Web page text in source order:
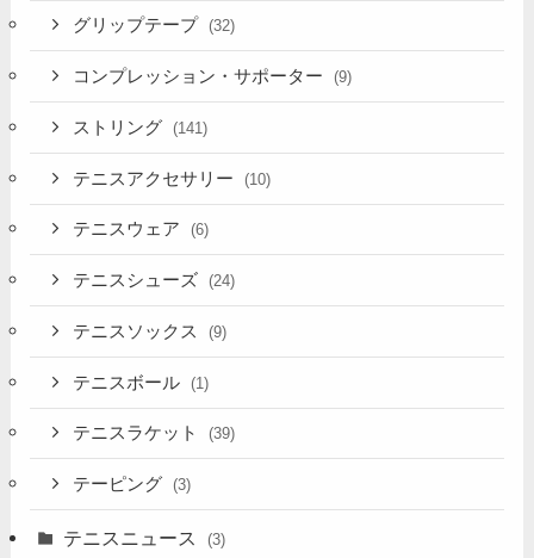
グリップテープ (32)
コンプレッション・サポーター (9)
ストリング (141)
テニスアクセサリー (10)
テニスウェア (6)
テニスシューズ (24)
テニスソックス (9)
テニスボール (1)
テニスラケット (39)
テーピング (3)
テニスニュース (3)